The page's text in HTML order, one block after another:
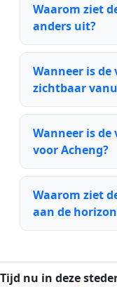
Waarom ziet
anders uit?
Wanneer is
zichtbaar
Wanneer is
voor Acheng?
Waarom ziet
aan de
Tijd nu in deze